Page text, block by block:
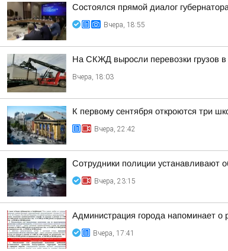
Состоялся прямой диалог
Вчера, 18:55
На СКЖД выросли перевозки грузов в
Вчера, 18:03
К первому сентября откроются три
Вчера, 22:42
Сотрудники полиции устанавливают
Вчера, 23:15
Администрация города напоминает о
Вчера, 17:41